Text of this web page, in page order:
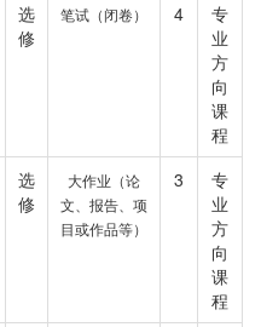
选
修
笔试（闭卷） 4
专
业
方
向
课
程
选
修
大作业（论
文、报告、项
目或作品等）
3
专
业
方
向
课
程